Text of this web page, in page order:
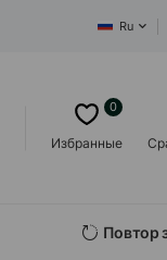
Ru
Избранные
0
Повтор